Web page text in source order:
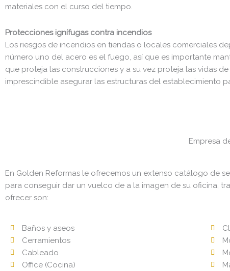
materiales con el curso del tiempo.
Protecciones ignífugas contra incendios
Los riesgos de incendios en tiendas o locales comerciales
número uno del acero es el fuego, así que es importante
que proteja las construcciones y a su vez proteja las vidas
imprescindible asegurar las estructuras del establecimiento
Empresa
En Golden Reformas le ofrecemos un extenso catálogo de
para conseguir dar un vuelco de a la imagen de su oficina,
ofrecer son:
Baños y aseos
Cerramientos
Cableado
Office (Cocina)